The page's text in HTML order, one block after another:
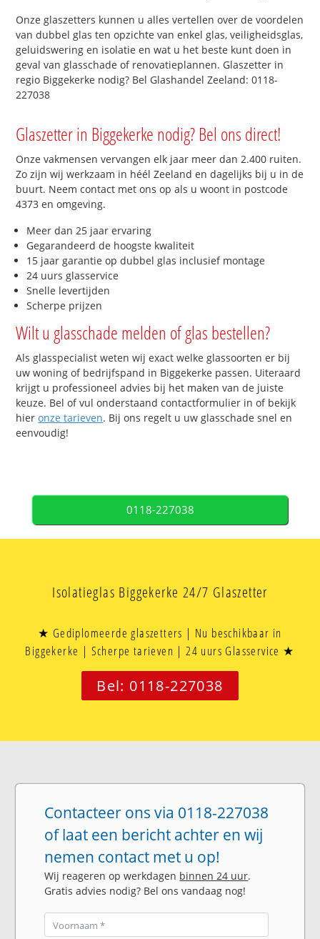
Onze glaszetters kunnen u alles vertellen over de voordelen
van dubbel glas ten opzichte van enkel glas, veiligheidsglas,
geluidswering en isolatie en wat u het beste kunt doen in
geval van glasschade of renovatieplannen. Glaszetter in
regio Biggekerke nodig? Bel Glashandel Zeeland: 0118-
227038
Glaszetter in Biggekerke nodig? Bel ons direct!
Onze vakmensen vervangen elk jaar meer dan 2.400 ruiten.
Zo zijn wij werkzaam in héél Zeeland en dagelijks bij u in de
buurt. Neem contact met ons op als u woont in postcode
4373 en omgeving.
Meer dan 25 jaar ervaring
Gegarandeerd de hoogste kwaliteit
15 jaar garantie op dubbel glas inclusief montage
24 uurs glasservice
Snelle levertijden
Scherpe prijzen
Wilt u glasschade melden of glas bestellen?
Als glasspecialist weten wij exact welke glassoorten er bij
uw woning of bedrijfspand in Biggekerke passen. Uiteraard
krijgt u professioneel advies bij het maken van de juiste
keuze. Bel of vul onderstaand contactformulier in of bekijk
hieronze tarieven. Bij ons regelt u uw glasschade snel en
eenvoudig!
0118-227038
Isolatieglas Biggekerke 24/7 Glaszetter
★ Gediplomeerde glaszetters | Nu beschikbaar in
Biggekerke | Scherpe tarieven | 24 uurs Glasservice ★
Bel: 0118-227038
Contacteer ons via 0118-227038
of laat een bericht achter en wij
nemen contact met u op!
Wij reageren op werkdagen binnen 24 uur.
Gratis advies nodig? Bel ons vandaag nog!